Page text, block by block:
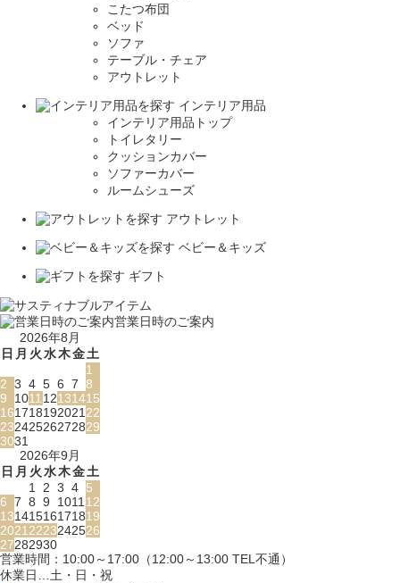
こたつ布団
ベッド
ソファ
テーブル・チェア
アウトレット
インテリア用品
インテリア用品トップ
トイレタリー
クッションカバー
ソファーカバー
ルームシューズ
アウトレット
ベビー＆キッズ
ギフト
営業日時のご案内
2026年8月
日 月 火水木金土
1
2 3 4 5 6 7 8
9
1011 12131415
161718192021 22
23242526272829
3031
2026年9月
日 月 火水木金土
1
2 3 4 5
6 7 8 9 1011 12
13141516171819
2021 2223242526
27282930
営業時間：10:00～17:00（12:00～13:00 TEL不通）
休業日…土・日・祝